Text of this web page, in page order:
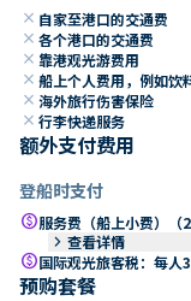
close 自家至港口的交通费
close 各个港口的交通费
close 靠港观光游费用
close 船上个人费用，例如饮
close 海外旅行伤害保险
close 行李快递服务
额外支付费用
登船时支付
paid服务费（船上小费）（2
keyboard_arrow_right 查看详情
paid国际观光旅客税：每
预购套餐